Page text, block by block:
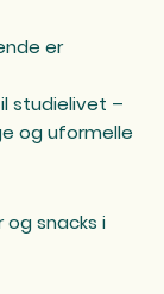
er
studielivet –
og uformelle
snacks i